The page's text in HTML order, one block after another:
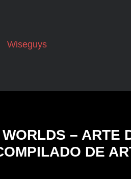
Wiseguys
– ARTE
DE